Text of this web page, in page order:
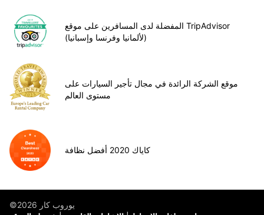
المفضلة لدى المسافرين على موقع TripAdvisor
(لألمانيا وفرنسا وإسبانيا)
موقع الشركة الرائدة في مجال تأجير السيارات على
مستوى العالم
كاياك 2020 أفضل نظافة
©يوروب كار 2026